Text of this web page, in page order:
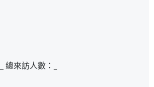
總來訪人數：